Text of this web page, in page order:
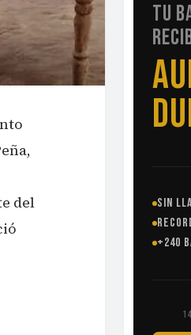
del
TU
SIN
+240